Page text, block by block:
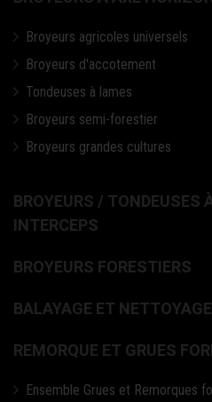
Broyeurs agricoles universels
Broyeurs d'accotement
Tondeuses à lames
Broyeurs semi-forestier
Broyeurs grandes cultures
BROYEURS / TONDEUSES
INTERCEPS
BROYEURS FORESTIERS
BALAYAGE ET
REMORQUE ET GRUES
Ensemble Grues et Remorques